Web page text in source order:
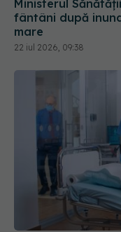
Ministerul
fântâni după
mare
22 iul 2026, 09:38